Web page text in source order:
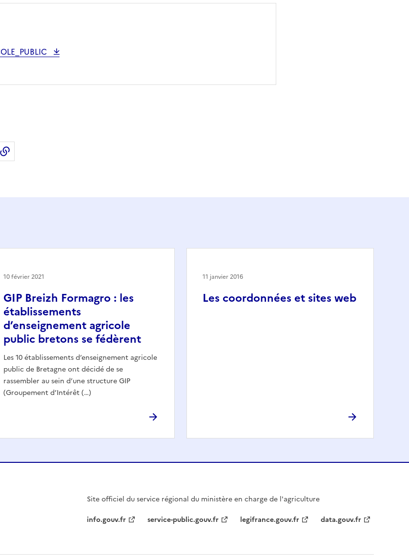
Twitter)
LinkedInpar email
GIP Breizh Formagro : les
établissements
d’enseignement agricole
public bretons se fédèrent
Les 10 établissements d’enseignement agricole
public de Bretagne ont décidé de se
rassembler au sein d’une structure GIP
(Groupement d’Intérêt (…)
10 février 2021
Les coordonnées et sites web
11 janvier 2016
Site officiel du service régional du ministère en charge de l'agriculture
info.gouv.fr
service-public.gouv.fr legifrance.gouv.fr data.gouv.fr